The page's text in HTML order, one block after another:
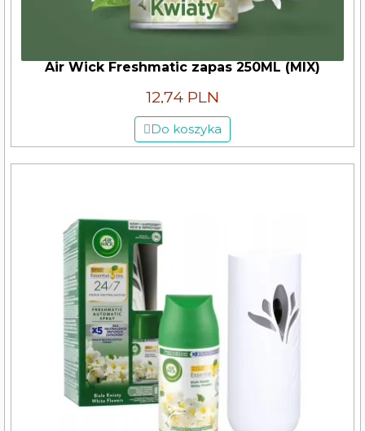
Air Wick Freshmatic zapas 250ML (MIX)
12,74 PLN
Do koszyka